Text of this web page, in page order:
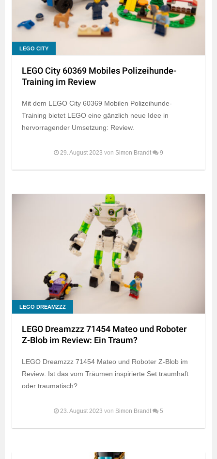
LEGO CITY
LEGO City 60369 Mobiles Polizeihunde-
Training im Review
Mit dem LEGO City 60369 Mobilen Polizeihunde-
Training bietet LEGO eine gänzlich neue Idee in
hervorragender Umsetzung: Review.
29. August 2023 von Simon Brandt 9
LEGO DREAMZZZ
LEGO Dreamzzz 71454 Mateo und Roboter
Z-Blob im Review: Ein Traum?
LEGO Dreamzzz 71454 Mateo und Roboter Z-Blob im
Review: Ist das vom Träumen inspirierte Set traumhaft
oder traumatisch?
23. August 2023 von Simon Brandt 5